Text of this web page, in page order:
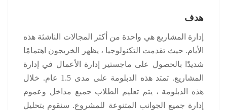
هدف
إدارة المشاريع هي واحدة من أكثر المجالات الناشئة هذه
الأيام. حيث تقدمت التكنولوجيا ، يظهر الخريجون اهتمامًا
شديدًا بالحصول على ماجستير إدارة الأعمال في إدارة
المشاريع. تمتد هذه الدبلومة على مدى 1.5 عام.
خلال
هذه الدبلومة ، يتم تعليم الطلاب جميع مداخل وعموم
إدارة جميع الجوانب المتنوعة للمشروع. سنقوم بتحليل